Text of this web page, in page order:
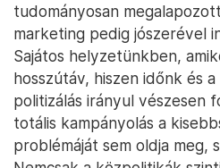
tudományosan
marketing pedig jószerével
Sajátos helyzetünkben,
hosszútáv, hiszen időnk és
politizálás irányul vészesen
totális kampányolás a
problémáját sem oldja meg,